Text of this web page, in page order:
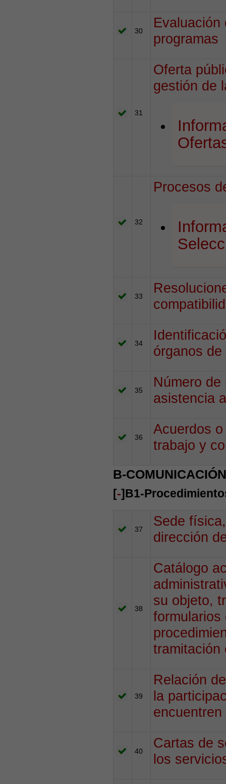
30
Evaluación
programas
31
Oferta
gestión de
32
Procesos
33
34
órganos
35
Número
asistencia
36
Acuerdos
trabajo y
B-
[-]B1-
37
Sede
dirección
38
Catálogo
su objeto,
formularios
tramitación
39
Relación
la
40
Cartas de
los